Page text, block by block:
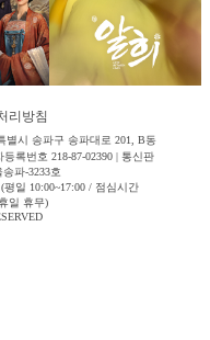
리방침
별시 송파구 송파대로 201, B동
록번호 218-87-02390 | 통신판
파-3233호
(평일 10:00~17:00 / 점심시간
일 휴무)